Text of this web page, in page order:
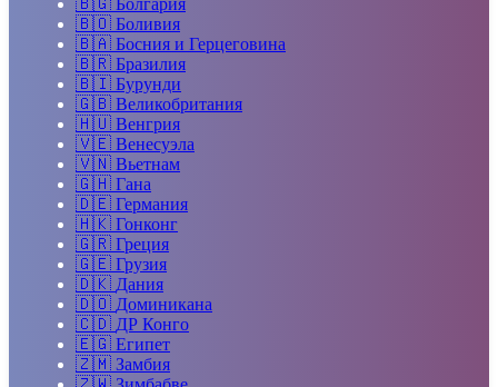
🇧🇴 Боливия
🇧🇦 Босния и Герцеговина
🇧🇷 Бразилия
🇧🇮 Бурунди
🇬🇧 Великобритания
🇭🇺 Венгрия
🇻🇪 Венесуэла
🇻🇳 Вьетнам
🇬🇭 Гана
🇩🇪 Германия
🇭🇰 Гонконг
🇬🇷 Греция
🇬🇪 Грузия
🇩🇰 Дания
🇩🇴 Доминикана
🇨🇩 ДР Конго
🇪🇬 Египет
🇿🇲 Замбия